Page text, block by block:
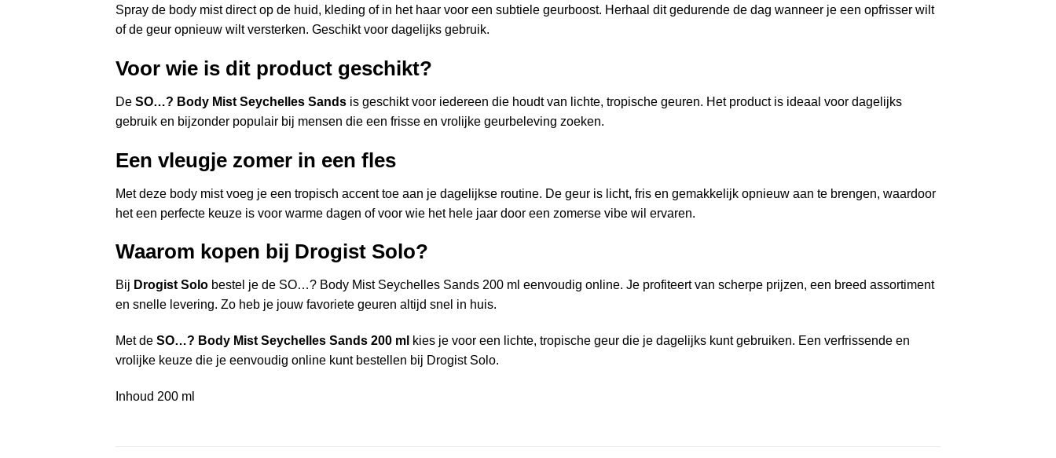
Spray de body mist direct op de huid, kleding of in het haar voor een subtiele geurboost. Herhaal dit gedurende de dag wanneer je een opfrisser wilt
of de geur opnieuw wilt versterken. Geschikt voor dagelijks gebruik.
Voor wie is dit product geschikt?
De SO…? Body Mist Seychelles Sands is geschikt voor iedereen die houdt van lichte, tropische geuren. Het product is ideaal voor dagelijks
gebruik en bijzonder populair bij mensen die een frisse en vrolijke geurbeleving zoeken.
Een vleugje zomer in een fles
Met deze body mist voeg je een tropisch accent toe aan je dagelijkse routine. De geur is licht, fris en gemakkelijk opnieuw aan te brengen, waardoor
het een perfecte keuze is voor warme dagen of voor wie het hele jaar door een zomerse vibe wil ervaren.
Waarom kopen bij Drogist Solo?
Bij Drogist Solo bestel je de SO…? Body Mist Seychelles Sands 200 ml eenvoudig online. Je profiteert van scherpe prijzen, een breed assortiment
en snelle levering. Zo heb je jouw favoriete geuren altijd snel in huis.
Met de SO…? Body Mist Seychelles Sands 200 ml kies je voor een lichte, tropische geur die je dagelijks kunt gebruiken. Een verfrissende en
vrolijke keuze die je eenvoudig online kunt bestellen bij Drogist Solo.
Inhoud 200 ml